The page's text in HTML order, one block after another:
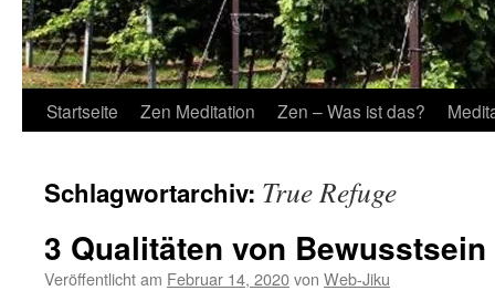
Startseite Zen Meditation Zen – Was ist das?
Schlagwortarchiv: True Refuge
3 Qualitäten von Bewusstsein
Veröffentlicht am Februar 14, 2020von Web-Jiku